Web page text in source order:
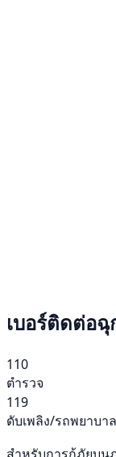
เบอร์ติดต่อฉุ
110
ตำรวจ
119
ดับเพลิง/รถพยาบาล
สำหรับการกู้ภัยบน